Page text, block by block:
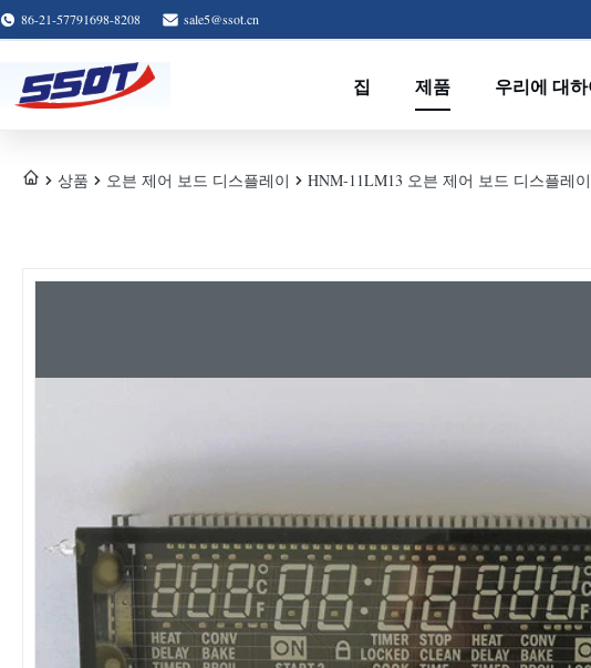
86-21-57791698-8208 sale5@ssot.cn
집 제품 우리에 대
상품 오븐 제어 보드 디스플레이 HNM-11LM13 오븐 제어 보드 디스플레